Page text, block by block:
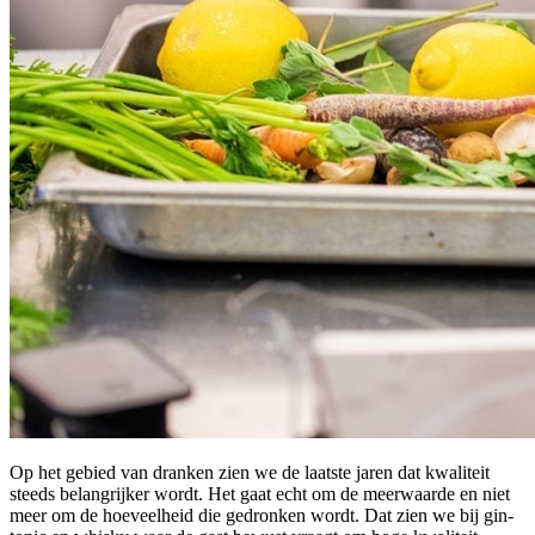
Op het gebied van dranken zien we de laatste jaren dat kwaliteit
steeds belangrijker wordt. Het gaat echt om de meerwaarde en niet
meer om de hoeveelheid die gedronken wordt. Dat zien we bij gin-